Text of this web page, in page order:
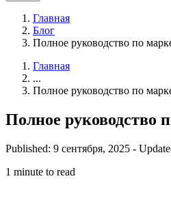
Главная
Блог
Полное руководство по
Главная
...
Полное руководство по
Полное руководство
Published: 9 сентября, 2025 -
1 minute to read